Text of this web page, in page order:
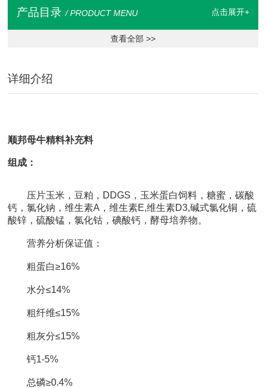
产品目录 / PRODUCT MENU 点击展开+
查看全部 >>
详细介绍
顺邦母牛精料补充料
组成：
压片玉米，豆粕，DDGS，玉米蛋白饲料，糖蜜，碳酸
钙，氯化钠，维生素A，维生素E,维生素D3,碱式氯化铜，硫
酸锌，硫酸锰，氯化钴，碘酸钙，酵母培养物。
营养分析保证值：
粗蛋白≥16%
水分≤14%
粗纤维≤15%
粗灰分≤15%
钙1-5%
总磷≥0.4%